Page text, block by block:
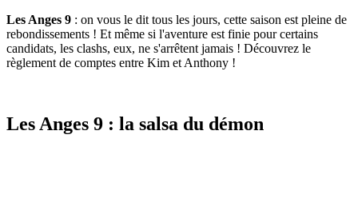
Les Anges 9 : on vous le dit tous les jours, cette saison est pleine de
rebondissements ! Et même si l'aventure est finie pour certains
candidats, les clashs, eux, ne s'arrêtent jamais ! Découvrez le
règlement de comptes entre Kim et Anthony !
Les Anges 9 : la salsa du démon